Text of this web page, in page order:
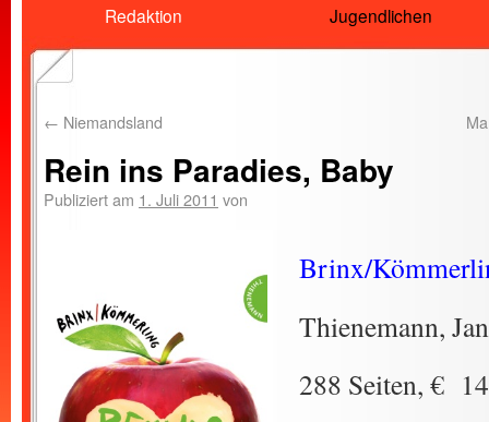
Redaktion
Jugendlichen
← Niemandsland
Rein ins Paradies, Baby
Publiziert am 1. Juli 2011 von
Brinx/
Thienemann,
288 Seiten, €